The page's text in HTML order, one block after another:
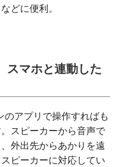
どに便利。
スマホと連動した
アプリで操作すればも
スピーカーから音声で
外出先からあかりを遠
ピーカーに対応してい